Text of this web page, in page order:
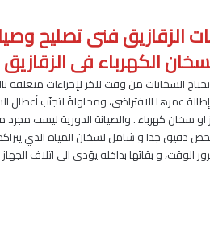
الزقازيق فنى تصليح
الكهرباء فى الزقازيق
السخانات من وقت لآخر لإجراءات متعلقة
عمرها الافتراضي، ومحاولةً لتجنّب أعطال
سخان كهرباء . والصيانة الدورية ليست مجرد
فحص دقيق جدا و شامل لسخان المياه الذي يتراكم
الوقت، و بقائها بداخله يؤدى الي اتلاف